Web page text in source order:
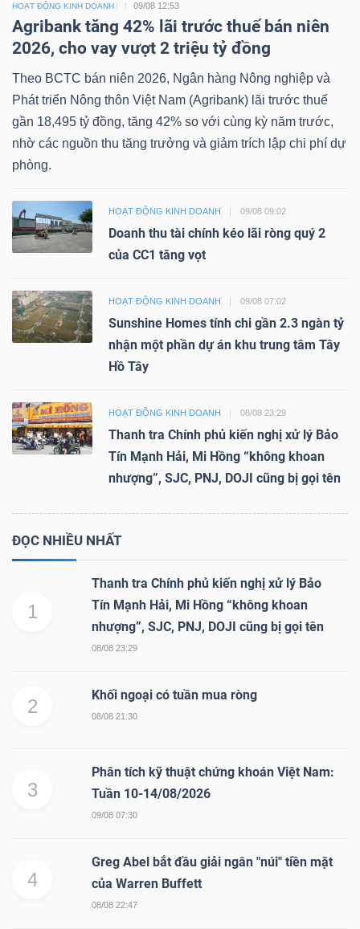
HOẠT ĐỘNG KINH DOANH 09/08 12:53
Agribank tăng 42% lãi trước thuế bán niên
2026, cho vay vượt 2 triệu tỷ đồng
Theo BCTC bán niên 2026, Ngân hàng Nông nghiệp và
Phát triển Nông thôn Việt Nam (Agribank) lãi trước thuế
gần 18,495 tỷ đồng, tăng 42% so với cùng kỳ năm trước,
nhờ các nguồn thu tăng trưởng và giảm trích lập chi phí dự
phòng.
HOẠT ĐỘNG KINH DOANH 09/08 09:02
Doanh thu tài chính kéo lãi ròng quý 2
của CC1 tăng vọt
HOẠT ĐỘNG KINH DOANH 09/08 07:02
Sunshine Homes tính chi gần 2.3 ngàn tỷ
nhận một phần dự án khu trung tâm Tây
Hồ Tây
HOẠT ĐỘNG KINH DOANH 08/08 23:29
Thanh tra Chính phủ kiến nghị xử lý Bảo
Tín Mạnh Hải, Mi Hồng “không khoan
nhượng”, SJC, PNJ, DOJI cũng bị gọi tên
ĐỌC NHIỀU NHẤT
1
Thanh tra Chính phủ kiến nghị xử lý Bảo
Tín Mạnh Hải, Mi Hồng “không khoan
nhượng”, SJC, PNJ, DOJI cũng bị gọi tên
08/08 23:29
2
Khối ngoại có tuần mua ròng
08/08 21:30
3
Phân tích kỹ thuật chứng khoán Việt Nam:
Tuần 10-14/08/2026
09/08 07:30
4
Greg Abel bắt đầu giải ngân "núi" tiền mặt
của Warren Buffett
08/08 22:47